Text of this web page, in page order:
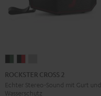
CROSS
2
CROSS
2
CROSS
2
ROCKSTER CROSS 2
Echter Stereo-Sound mit Gurt und
Wasserschutz